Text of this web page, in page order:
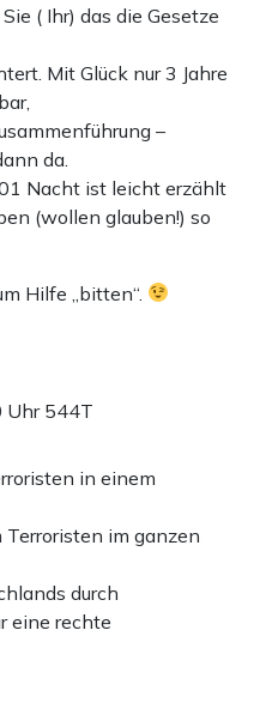
( Ihr) das die Gesetze
Mit Glück nur 3 Jahre
–
da.
Nacht ist leicht erzählt
(wollen glauben!) so
Hilfe „bitten“.
Uhr 544T
in einem
im ganzen
durch
eine rechte